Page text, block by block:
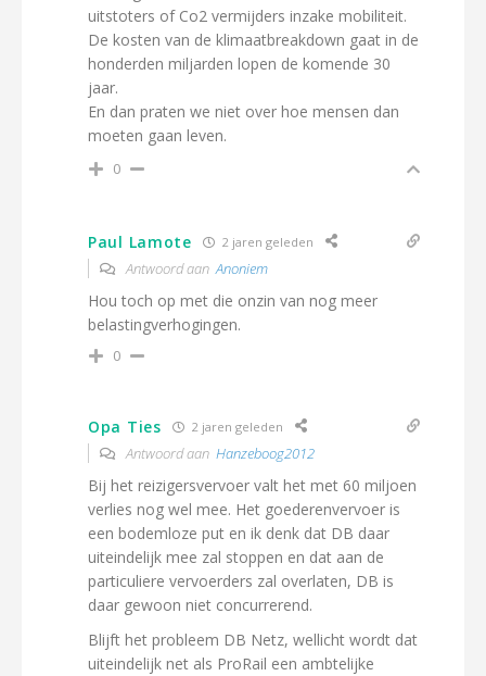
uitstoters of Co2 vermijders inzake mobiliteit.
De kosten van de klimaatbreakdown gaat in de
honderden miljarden lopen de komende 30
jaar.
En dan praten we niet over hoe mensen dan
moeten gaan leven.
0
Paul Lamote 2 jaren geleden
Antwoord aanAnoniem
Hou toch op met die onzin van nog meer
belastingverhogingen.
0
Opa Ties 2 jaren geleden
Antwoord aan Hanzeboog2012
Bij het reizigersvervoer valt het met 60 miljoen
verlies nog wel mee. Het goederenvervoer is
een bodemloze put en ik denk dat DB daar
uiteindelijk mee zal stoppen en dat aan de
particuliere vervoerders zal overlaten, DB is
daar gewoon niet concurrerend.
Blijft het probleem DB Netz, wellicht wordt dat
uiteindelijk net als ProRail een ambtelijke